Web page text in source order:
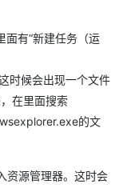
面有“新建任务（运
时候会出现一个文件
在里面搜索
的文
资源管理器。这时会